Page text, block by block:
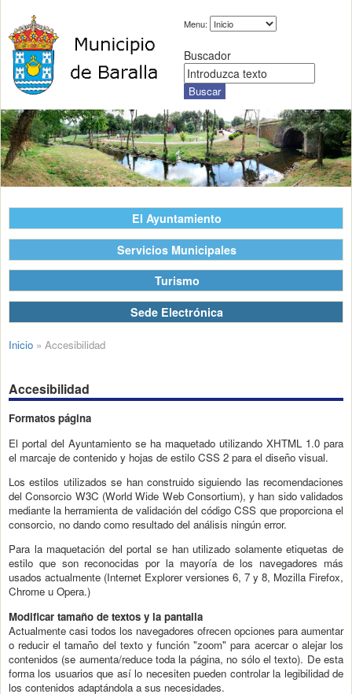
Menu:
Buscador
El Ayuntamiento
Servicios Municipales
Turismo
Sede Electrónica
Inicio » Accesibilidad
Accesibilidad
Formatos página
El portal del Ayuntamiento se ha maquetado utilizando XHTML 1.0 para
el marcaje de contenido y hojas de estilo CSS 2 para el diseño visual.
Los estilos utilizados se han construido siguiendo las recomendaciones
del Consorcio W3C (World Wide Web Consortium), y han sido validados
mediante la herramienta de validación del código CSS que proporciona el
consorcio, no dando como resultado del análisis ningún error.
Para la maquetación del portal se han utilizado solamente etiquetas de
estilo que son reconocidas por la mayoría de los navegadores más
usados actualmente (Internet Explorer versiones 6, 7 y 8, Mozilla Firefox,
Chrome u Opera.)
Modificar tamaño de textos y la pantalla
Actualmente casi todos los navegadores ofrecen opciones para aumentar
o reducir el tamaño del texto y función "zoom" para acercar o alejar los
contenidos (se aumenta/reduce toda la página, no sólo el texto). De esta
forma los usuarios que así lo necesiten pueden controlar la legibilidad de
los contenidos adaptándola a sus necesidades.